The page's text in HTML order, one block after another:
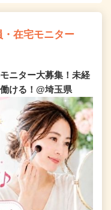
在宅モニター
ニター大募集！未経
ける！@埼玉県